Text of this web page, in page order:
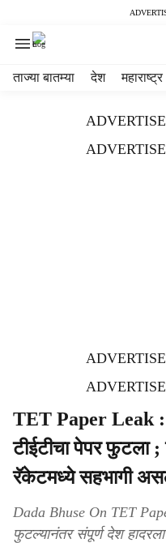
ताज्या बातम्या देश महाराष्ट्र
TET Paper Leak :
टीईटीचा पेपर फुटला
रॅकेटमध्ये सहभागी
Dada Bhuse On TET
फुटल्यानंतर संपूर्ण देश हादरला